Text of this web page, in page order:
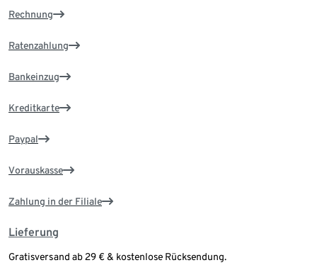
Rechnung
Ratenzahlung
Bankeinzug
Kreditkarte
Paypal
Vorauskasse
Zahlung in der Filiale
Lieferung
Gratisversand ab 29 € & kostenlose Rücksendung.